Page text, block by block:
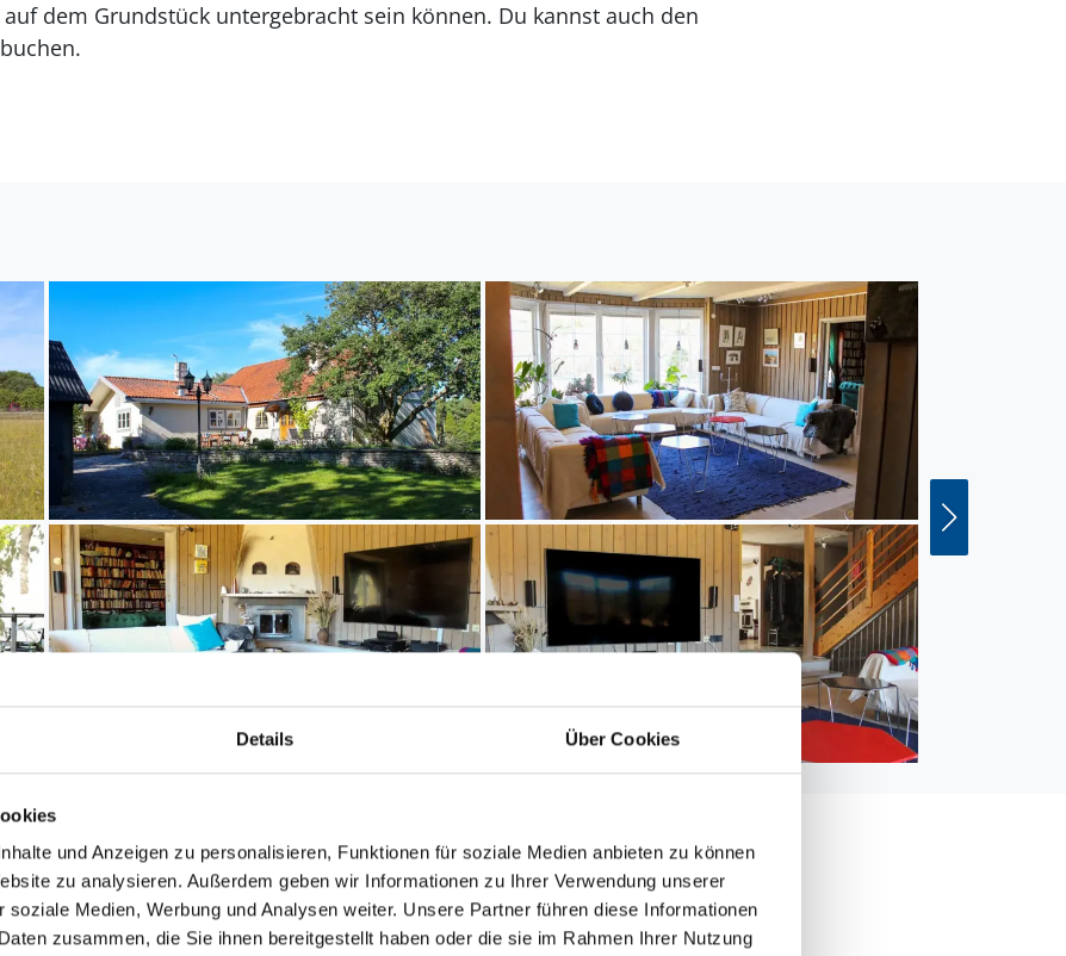
Details Über Cookies
und Anzeigen zu personalisieren, Funktionen für soziale Medien anbieten zu können
zu analysieren. Außerdem geben wir Informationen zu Ihrer Verwendung unserer
soziale Medien, Werbung und Analysen weiter. Unsere Partner führen diese Informationen
zusammen, die Sie ihnen bereitgestellt haben oder die sie im Rahmen Ihrer Nutzung
dem Grundstück untergebracht sein können. Du kannst auch den
Entfernungen
Abstand Einkauf: 9.000 m